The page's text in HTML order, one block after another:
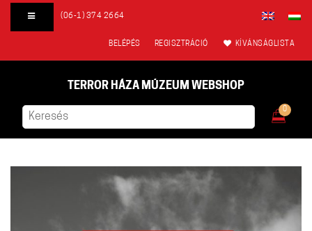
(06-1) 374 2664
BELÉPÉS REGISZTRÁCIÓ KÍVÁNSÁGLISTA
TERROR HÁZA MÚZEUM WEBSHOP
0